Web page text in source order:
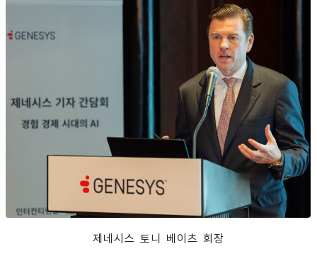
제네시스 토니 베이츠 회장